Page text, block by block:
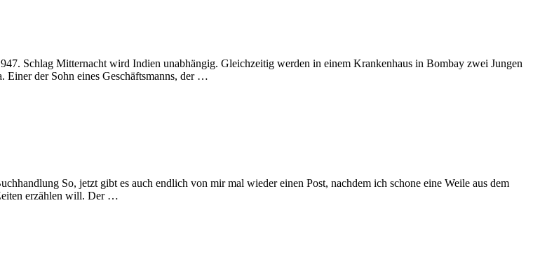
Schlag Mitternacht wird Indien unabhängig. Gleichzeitig werden in einem Krankenhaus in Bombay zwei Jungen
Einer der Sohn eines Geschäftsmanns, der …
So, jetzt gibt es auch endlich von mir mal wieder einen Post, nachdem ich schone eine Weile aus dem
erzählen will. Der …